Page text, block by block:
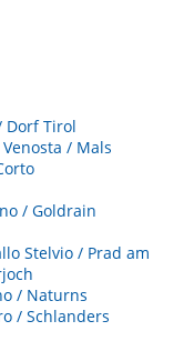
Dorf Tirol
/ Mals
/ Goldrain
Stelvio / Prad am
/ Naturns
/ Schlanders